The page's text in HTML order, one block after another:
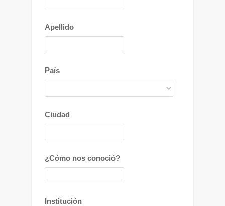
Apellido
País
Ciudad
¿Cómo nos conoció?
Institución